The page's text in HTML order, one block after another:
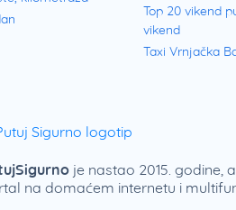
Top 20 vikend
vikend
Taxi Vrnjačka
je nastao 2015. godine,
na domaćem internetu i